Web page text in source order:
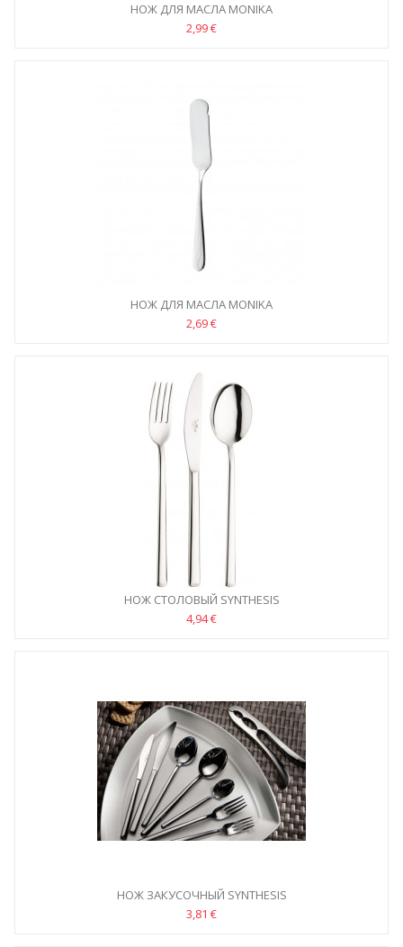
НОЖ ДЛЯ МАСЛА MONIKA
2,99 €
НОЖ ДЛЯ МАСЛА MONIKA
2,69 €
НОЖ СТОЛОВЫЙ SYNTHESIS
4,94 €
НОЖ ЗАКУСОЧНЫЙ SYNTHESIS
3,81 €